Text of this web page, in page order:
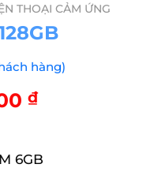
THOẠI CẢM ỨNG
hàng)
₫.
₫Giá
là:
6GB